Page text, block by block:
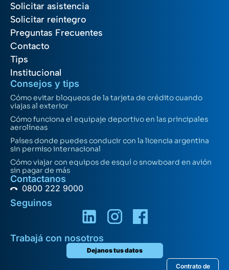
Solicitar asistencia
Solicitar reintegro
Preguntas Frecuentes
Contacto
Tips
Institucional
Consejos y tips
Cómo evitar bloqueos de la tarjeta de crédito cuando
viajas al exterior
Cómo funciona el equipaje deportivo en las principales
aerolíneas
Países donde puedes conducir con la licencia argentina
sin permiso internacional
Cómo viajar con equipos de esquí o snowboard en avión
sin pagar de más
Contactanos
0800 222 9000
Seguinos
Trabajá con nosotros
Dejanos tus datos
Contrato de